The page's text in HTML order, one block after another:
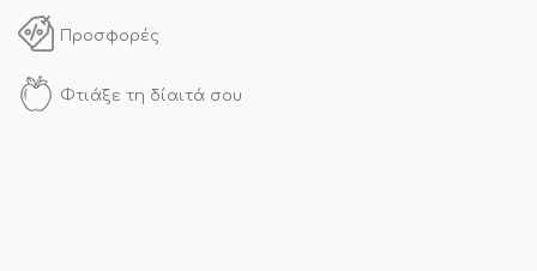
Προσφορές
Φτιάξε τη δίαιτά σου